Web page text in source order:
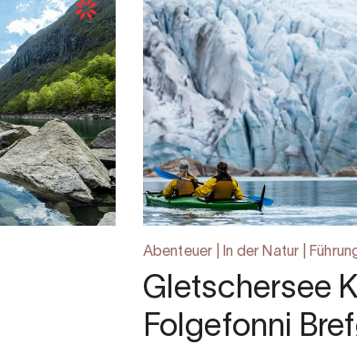
Abenteuer | In der Natur |
Gletschersee
Folgefonni